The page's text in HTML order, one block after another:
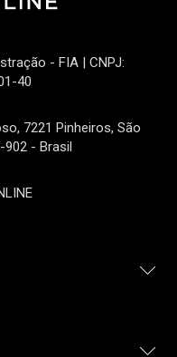
- FIA | CNPJ:
40
7221 Pinheiros, São
902 - Brasil